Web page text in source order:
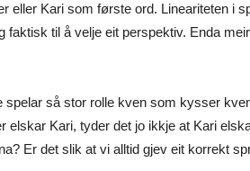
eller Kari som første ord. Lineariteten i
faktisk til å velje eit perspektiv. Enda
spelar så stor rolle kven som kysser
elskar Kari, tyder det jo ikkje at Kari
Er det slik at vi alltid gjev eit korrekt